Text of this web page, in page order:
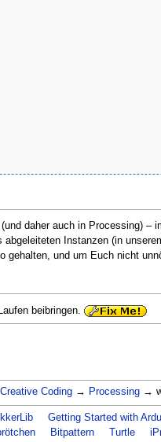
daher auch in Processing) –
Instanzen (in
gehalten, und um Euch nicht
beibringen.
Creative Coding→ Processing→
Getting Started with
Bitpattern Turtle